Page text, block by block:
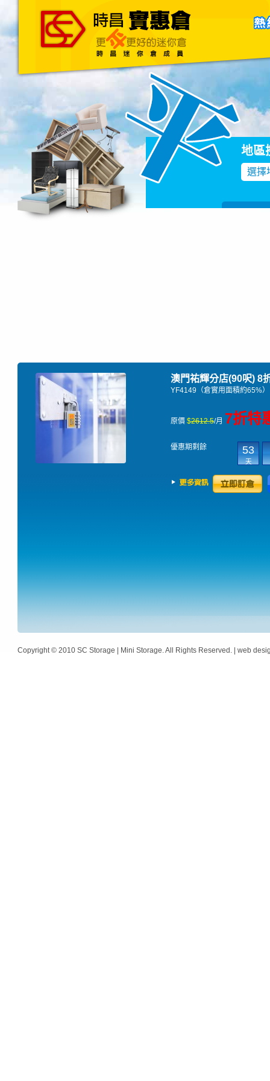
主頁 關於我們 聯絡我們
地區
選擇
澳門祐輝分店(90呎) 8
YF4149（倉實用面積約65%）
原價 $2612.5/月 7折特
優惠期剩餘 53
天
Copyright © 2010 SC Storage | Mini Storage. All Rights Reserved. | web